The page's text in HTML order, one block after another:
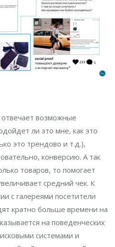
отвечает возможные
ли это мне, как это
это трендово и т.д.),
конверсию. А так
товаров, то помогает
средний чек. К
с галереями посетители
кратно больше времени на
на поведенческих
системами и